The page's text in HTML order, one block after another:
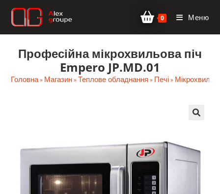
Перейти
0 Меню
Професійна мікрохвильова піч
Empero JP.MD.01
Головна» Магазин»Теплове обладнання » Печі»